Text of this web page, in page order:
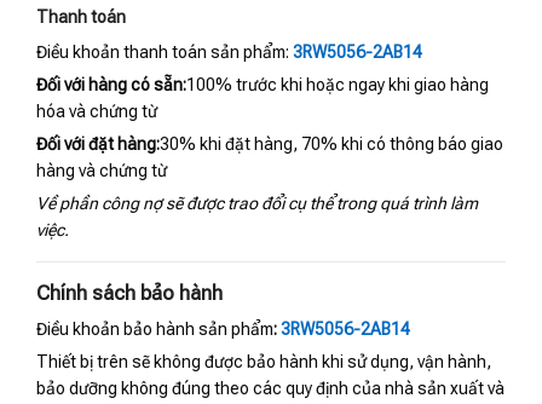
Thanh toán
Điều khoản thanh toán sản phẩm: 3RW5056-2AB14
Đối với hàng có sẵn:100% trước khi hoặc ngay khi giao hàng
hóa và chứng từ
Đối với đặt hàng:30% khi đặt hàng, 70% khi có thông báo giao
hàng và chứng từ
Về phần công nợ sẽ được trao đổi cụ thể trong quá trình làm
việc.
Chính sách bảo hành
Điều khoản bảo hành sản phẩm:3RW5056-2AB14
Thiết bị trên sẽ không được bảo hành khi sử dụng, vận hành,
bảo dưỡng không đúng theo các quy định của nhà sản xuất và